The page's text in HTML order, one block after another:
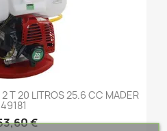
T 20 LITROS 25.6 CC MADER
49181
€